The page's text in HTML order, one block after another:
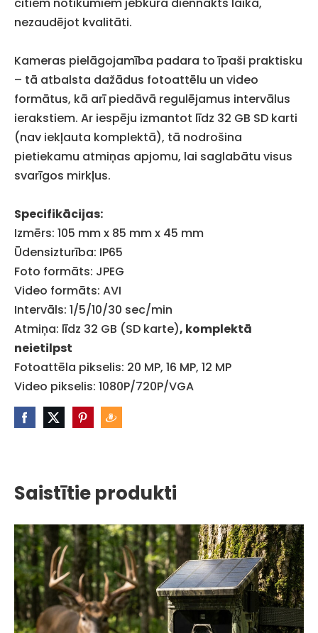
nezaudējot kvalitāti.
Kameras pielāgojamība padara to īpaši praktisku
– tā atbalsta dažādus fotoattēlu un video
formātus, kā arī piedāvā regulējamus intervālus
ierakstiem. Ar iespēju izmantot līdz 32 GB SD karti
(nav iekļauta komplektā), tā nodrošina
pietiekamu atmiņas apjomu, lai saglabātu visus
svarīgos mirkļus.
Specifikācijas:
Izmērs: 105 mm x 85 mm x 45 mm
Ūdensizturība: IP65
Foto formāts: JPEG
Video formāts: AVI
Intervāls: 1/5/10/30 sec/min
Atmiņa: līdz 32 GB (SD karte), komplektā
neietilpst
Fotoattēla pikselis: 20 MP, 16 MP, 12 MP
Video pikselis: 1080P/720P/VGA
Saistītie produkti